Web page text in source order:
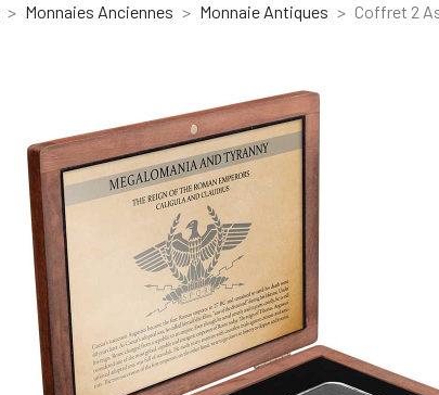
Monnaies Anciennes Monnaie Antiques Coffret 2